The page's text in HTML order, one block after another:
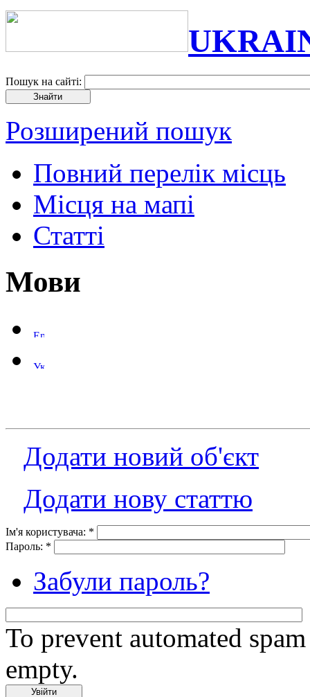
Пошук на сайті:
Розширений пошук
Повний перелік місць
Місця на мапі
Статті
Мови
Додати новий об'єкт
Додати нову статтю
Ім'я користувача: *
Пароль: *
Забули пароль?
To prevent automated
empty.